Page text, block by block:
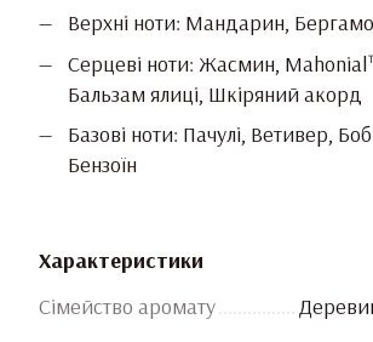
Верхні ноти: Мандарин,
Серцеві ноти: Жасмин,
Бальзам ялиці, Шкіряний акорд
Базові ноти: Пачулі, Ветивер,
Бензоїн
Характеристики
Сімейство аромату